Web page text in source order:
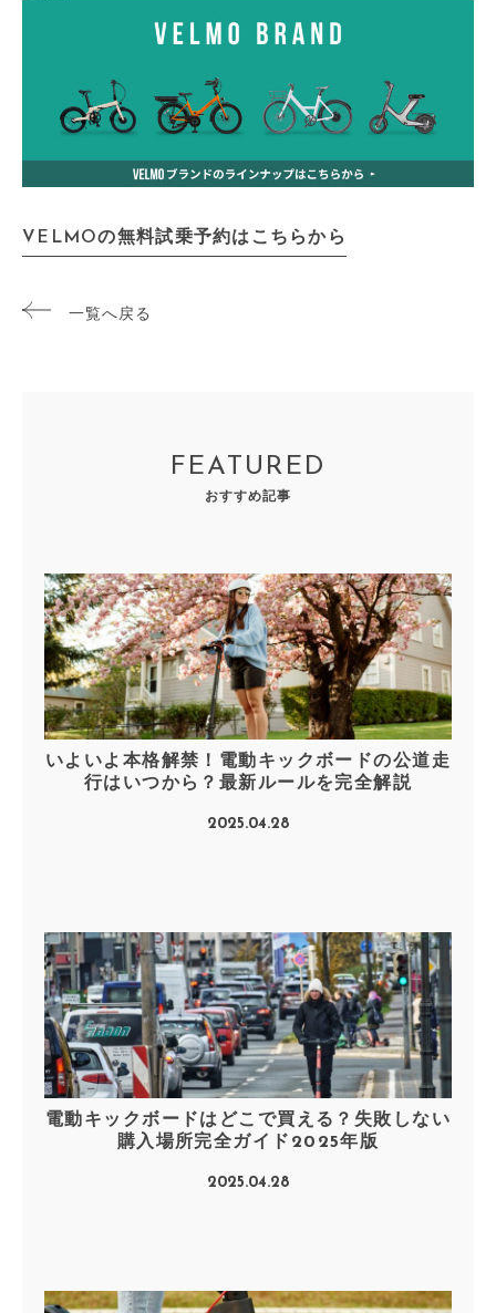
VELMOの無料試乗予約はこちらから
一覧へ戻る
FEATURED
おすすめ記事
いよいよ本格解禁！電動キックボードの公道走
行はいつから？最新ルールを完全解説
2025.04.28
電動キックボードはどこで買える？失敗しない
購入場所完全ガイド2025年版
2025.04.28